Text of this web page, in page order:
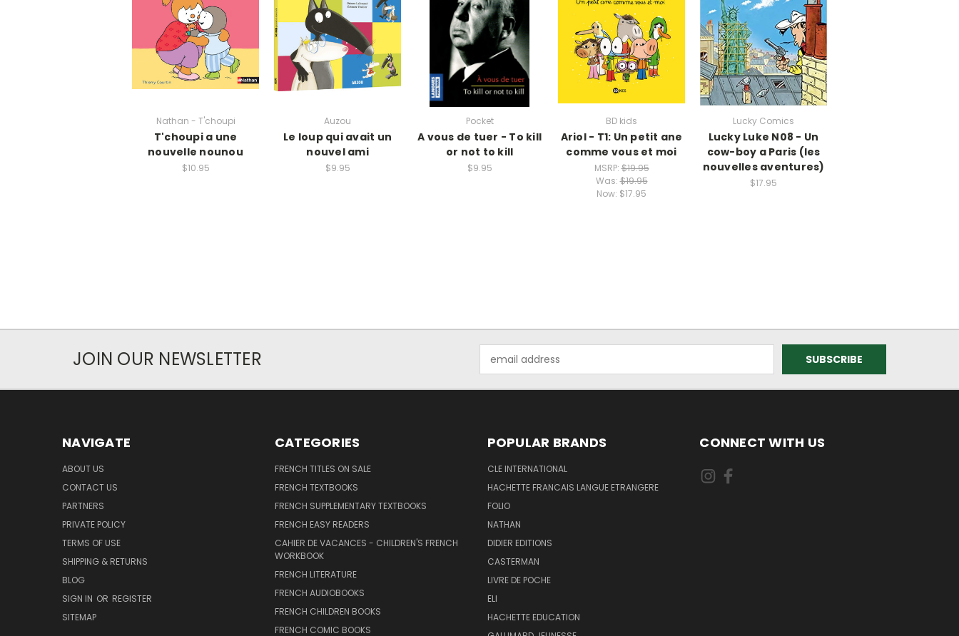
Nathan - T'choupi
T'choupi a une
nouvelle nounou
$10.95
Auzou
Le loup qui avait un
nouvel ami
$9.95
Pocket
A vous de tuer - To kill
or not to kill
$9.95
BD kids
Ariol - T1: Un petit ane
comme vous et moi
MSRP:$19.95
Was:$19.95
Now: $17.95
Lucky Comics
Lucky Luke N08 - Un
cow-boy a Paris (les
nouvelles aventures)
$17.95
JOIN OUR NEWSLETTER
Address
NAVIGATE
ABOUT US
CONTACT US
PARTNERS
PRIVATE POLICY
TERMS OF USE
SHIPPING & RETURNS
BLOG
SIGN IN OR REGISTER
SITEMAP
CATEGORIES
FRENCH TITLES ON SALE
FRENCH TEXTBOOKS
FRENCH SUPPLEMENTARY TEXTBOOKS
FRENCH EASY READERS
CAHIER DE VACANCES - CHILDREN'S FRENCH
WORKBOOK
FRENCH LITERATURE
FRENCH AUDIOBOOKS
FRENCH CHILDREN BOOKS
FRENCH COMIC BOOKS
POPULAR BRANDS
CLE INTERNATIONAL
HACHETTE FRANCAIS LANGUE ETRANGERE
FOLIO
NATHAN
DIDIER EDITIONS
CASTERMAN
LIVRE DE POCHE
ELI
HACHETTE EDUCATION
CONNECT WITH US